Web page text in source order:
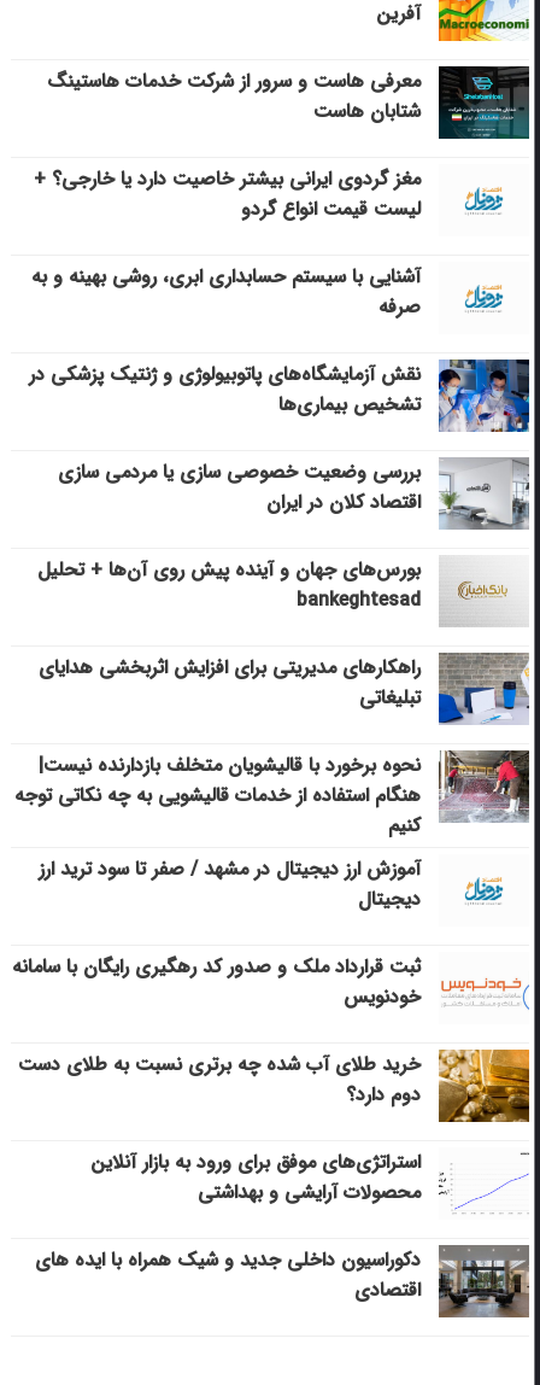
آفرین
معرفی هاست و سرور از شرکت خدمات هاستینگ
شتابان هاست
مغز گردوی ایرانی بیشتر خاصیت دارد یا خارجی؟ +
لیست قیمت انواع گردو
آشنایی با سیستم حسابداری ابری، روشی بهینه و به
صرفه
نقش آزمایشگاه‌های پاتوبیولوژی و ژنتیک پزشکی در
تشخیص بیماری‌ها
بررسی وضعیت خصوصی سازی یا مردمی سازی
اقتصاد کلان در ایران
بورس‌های جهان و آینده پیش روی آن‌ها + تحلیل
bankeghtesad
راهکارهای مدیریتی برای افزایش اثربخشی هدایای
تبلیغاتی
نحوه برخورد با قالیشویان متخلف بازدارنده نیست|
هنگام استفاده از خدمات قالیشویی به چه نکاتی توجه
کنیم
آموزش ارز دیجیتال در مشهد / صفر تا سود ترید ارز
دیجیتال
ثبت قرارداد ملک و صدور کد رهگیری رایگان با سامانه
خودنویس
خرید طلای آب شده چه برتری نسبت به طلای دست
دوم دارد؟
استراتژی‌های موفق برای ورود به بازار آنلاین
محصولات آرایشی و بهداشتی
دکوراسیون داخلی جدید و شیک همراه با ایده های
اقتصادی